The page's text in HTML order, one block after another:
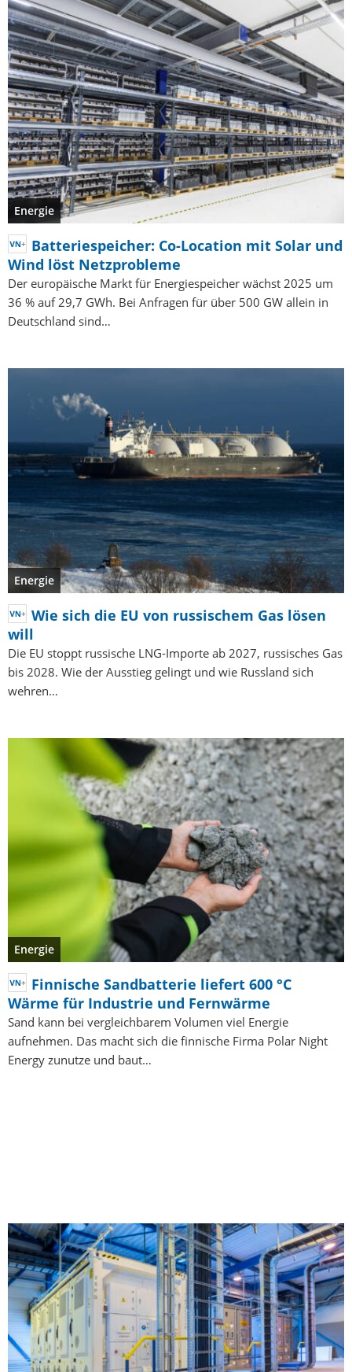
Energie
Batteriespeicher: Co-Location mit Solar und
Wind löst Netzprobleme
Der europäische Markt für Energiespeicher wächst 2025 um
36 % auf 29,7 GWh. Bei Anfragen für über 500 GW allein in
Deutschland sind…
Energie
Wie sich die EU von russischem Gas lösen
will
Die EU stoppt russische LNG-Importe ab 2027, russisches Gas
bis 2028. Wie der Ausstieg gelingt und wie Russland sich
wehren…
Energie
Finnische Sandbatterie liefert 600 °C
Wärme für Industrie und Fernwärme
Sand kann bei vergleichbarem Volumen viel Energie
aufnehmen. Das macht sich die finnische Firma Polar Night
Energy zunutze und baut…